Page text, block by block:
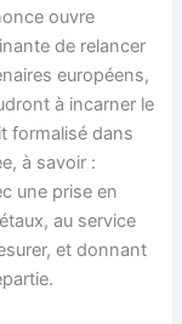
ouvre
de relancer
européens,
à incarner le
formalisé dans
à savoir :
une prise en
au service
et donnant